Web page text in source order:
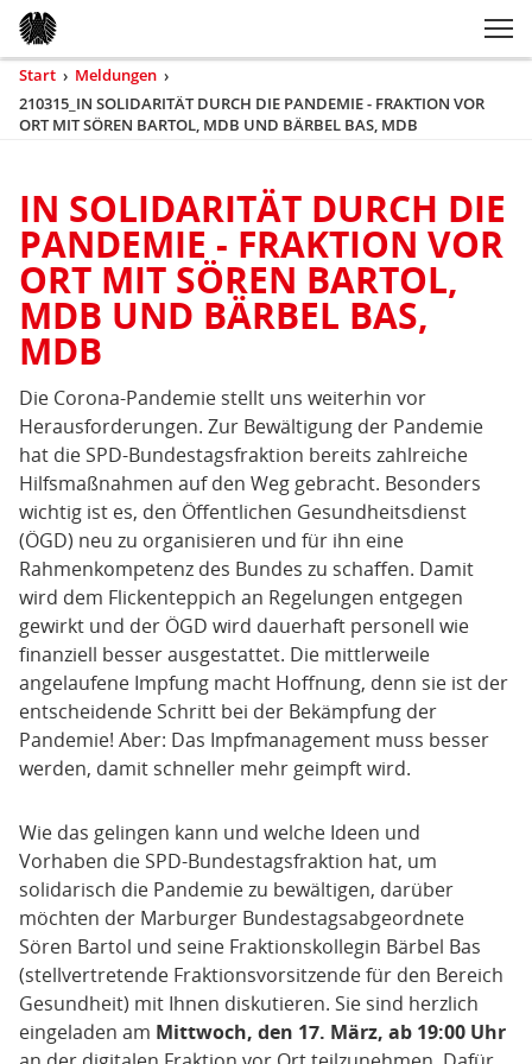
Kopfbereich
Sprungmarken-
Navigation
Hauptnavigation
Sie
sind
hier
Start › Meldungen ›
210315_IN SOLIDARITÄT DURCH DIE PANDEMIE - FRAKTION VOR
ORT MIT SÖREN BARTOL, MDB UND BÄRBEL BAS, MDB
210315_IN
SOLIDARITÄT
DURCH
DIE
PANDEMIE
FRAKTION
VOR
ORT
MIT
SÖREN
BARTOL,
MDB
UND
BÄRBEL
BAS,
MDB
IN SOLIDARITÄT DURCH DIE
PANDEMIE - FRAKTION VOR
ORT MIT SÖREN BARTOL,
MDB UND BÄRBEL BAS,
MDB
Die Corona-Pandemie stellt uns weiterhin vor
Herausforderungen. Zur Bewältigung der Pandemie
hat die SPD-Bundestagsfraktion bereits zahlreiche
Hilfsmaßnahmen auf den Weg gebracht. Besonders
wichtig ist es, den Öffentlichen Gesundheitsdienst
(ÖGD) neu zu organisieren und für ihn eine
Rahmenkompetenz des Bundes zu schaffen. Damit
wird dem Flickenteppich an Regelungen entgegen
gewirkt und der ÖGD wird dauerhaft personell wie
finanziell besser ausgestattet. Die mittlerweile
angelaufene Impfung macht Hoffnung, denn sie ist der
entscheidende Schritt bei der Bekämpfung der
Pandemie! Aber: Das Impfmanagement muss besser
werden, damit schneller mehr geimpft wird.
Wie das gelingen kann und welche Ideen und
Vorhaben die SPD-Bundestagsfraktion hat, um
solidarisch die Pandemie zu bewältigen, darüber
möchten der Marburger Bundestagsabgeordnete
Sören Bartol und seine Fraktionskollegin Bärbel Bas
(stellvertretende Fraktionsvorsitzende für den Bereich
Gesundheit) mit Ihnen diskutieren. Sie sind herzlich
eingeladen am Mittwoch, den 17. März, ab 19:00 Uhr